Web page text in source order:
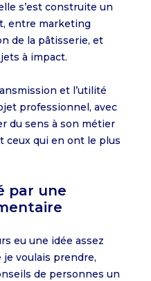
s’est construite un
entre marketing
de la pâtisserie, et
à impact.
et l’utilité
professionnel, avec
du sens à son métier
ceux qui en ont le plus
par une
eu une idée assez
voulais prendre,
de personnes un